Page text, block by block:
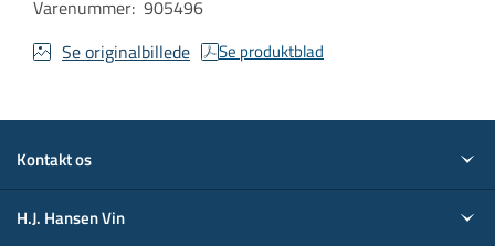
Varenummer: 905496
Se originalbillede
Se produktblad
Kontakt os
H.J. Hansen Vin